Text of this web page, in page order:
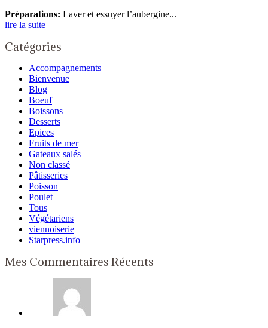
Préparations: Laver et essuyer l’aubergine...
lire la suite
Catégories
Accompagnements
Bienvenue
Blog
Boeuf
Boissons
Desserts
Epices
Fruits de mer
Gateaux salés
Non classé
Pâtisseries
Poisson
Poulet
Tous
Végétariens
viennoiserie
Starpress.info
Mes Commentaires Récents